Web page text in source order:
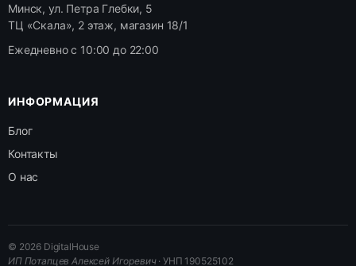
Минск, ул. Петра Глебки, 5
ТЦ «Скала», 2 этаж, магазин 18/1
Ежедневно с 10:00 до 22:00
ИНФОРМАЦИЯ
Блог
Контакты
О нас
© 2026 DigitalHouse
ИП Потапцев Алексей Игоревич· УНП 190525102